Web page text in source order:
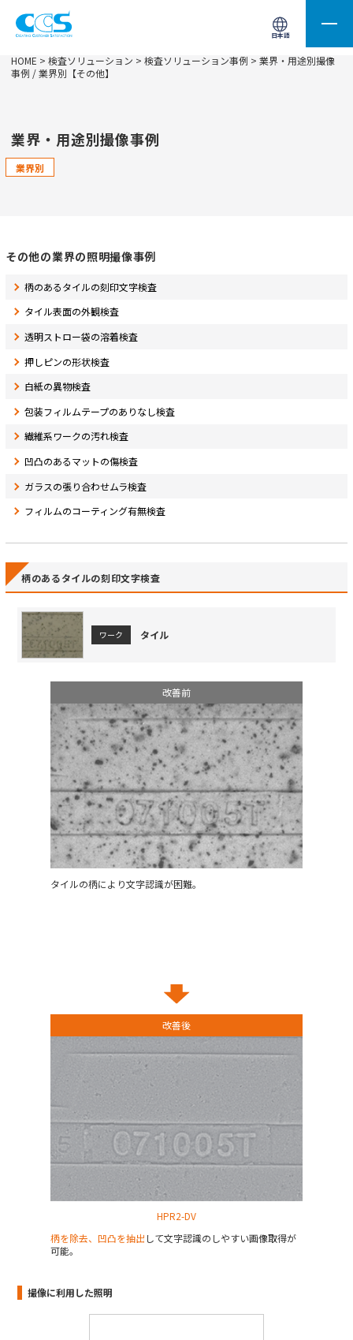
日本語
画像処理用の製品検索 サイト内検索(Enterで実行)
HOME > 検査ソリューション > 検査ソリューション事例 > 業界・用途別撮像
事例 / 業界別【その他】
業界・用途別撮像事例
業界別
その他の業界の照明撮像事例
柄のあるタイルの刻印文字検査
タイル表面の外観検査
透明ストロー袋の溶着検査
押しピンの形状検査
白紙の異物検査
包装フィルムテープのありなし検査
繊維系ワークの汚れ検査
凹凸のあるマットの傷検査
ガラスの張り合わせムラ検査
フィルムのコーティング有無検査
柄のあるタイルの刻印文字検査
ワーク タイル
改善前
タイルの柄により文字認識が困難。
改善後
HPR2-DV
柄を除去、凹凸を抽出 して文字認識のしやすい画像取得が
可能。
撮像に利用した照明